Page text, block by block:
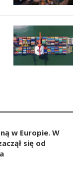
w Europie. W
się od